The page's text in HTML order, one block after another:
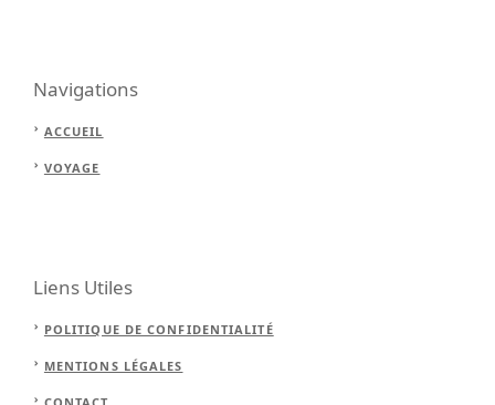
Navigations
ACCUEIL
VOYAGE
Liens Utiles
POLITIQUE DE CONFIDENTIALITÉ
MENTIONS LÉGALES